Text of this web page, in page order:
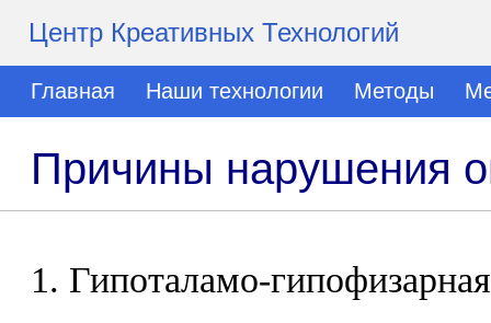
Центр Креативных Технологий
Главная Наши технологии Методы
Причины нарушения
1. Гипоталамо-